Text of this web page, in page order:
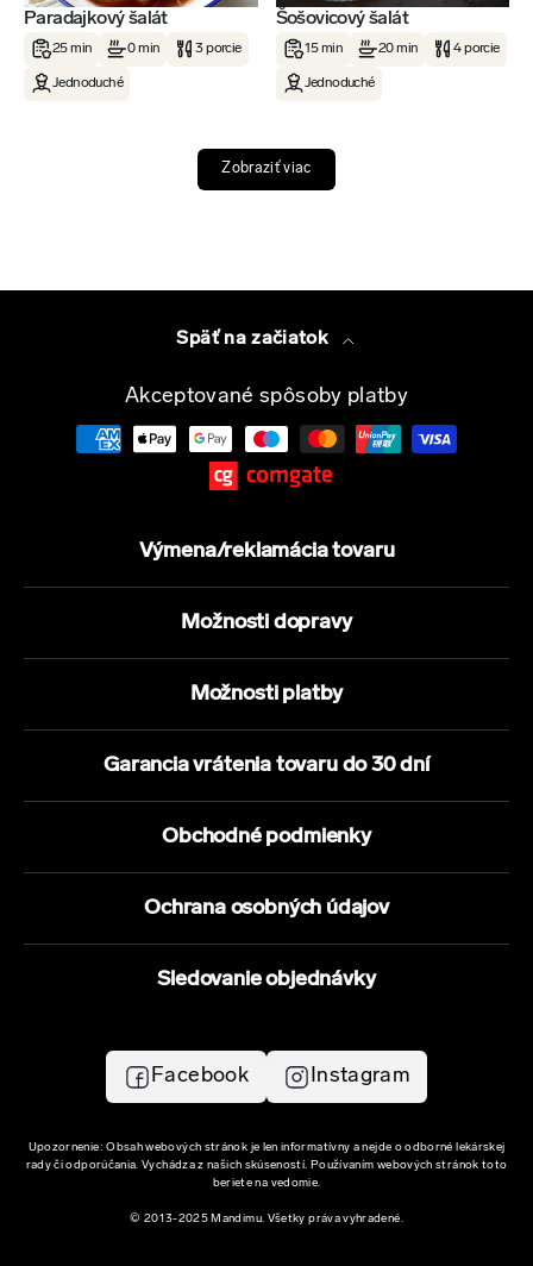
Paradajkový šalát
25 min 0 min 3 porcie
Jednoduché
Šošovicový šalát
15 min 20 min 4 porcie
Jednoduché
Zobraziť viac
Späť na začiatok
Akceptované spôsoby platby
Výmena/reklamácia tovaru
Možnosti dopravy
Možnosti platby
Garancia vrátenia tovaru do 30 dní
Obchodné podmienky
Ochrana osobných údajov
Sledovanie objednávky
Facebook Instagram
Upozornenie: Obsah webových stránok je len informatívny a nejde o odborné lekárskej
rady či odporúčania. Vychádza z našich skúseností. Používaním webových stránok toto
beriete na vedomie.
© 2013-2025 Mandimu. Všetky práva vyhradené.